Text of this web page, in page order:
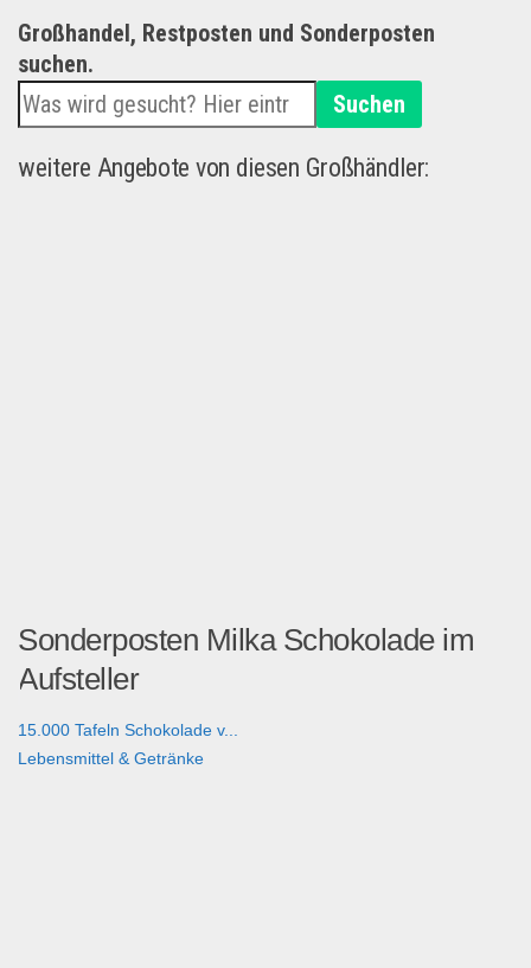
Großhandel, Restposten und Sonderposten
suchen.
Suchen
weitere Angebote von diesen Großhändler:
Sonderposten Milka Schokolade im
Aufsteller
15.000 Tafeln Schokolade v...
Lebensmittel & Getränke